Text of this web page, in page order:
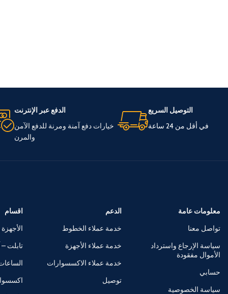
التوصيل السريع
في أقل من 24 ساعة
الدفع عبر الإنترنت
خيارات دفع آمنة ومرنة للدفع الآمن
والمرن
معلومات عامة
تواصل معنا
سياسة الإرجاع واسترداد
الأموال مفقودة
حسابي
سياسة الخصوصية
الدعم
خدمة عملاء الخطوط
خدمة عملاء الأجهزة
خدمة عملاء الاكسسوارات
توصيل
اقسام
تابلت –